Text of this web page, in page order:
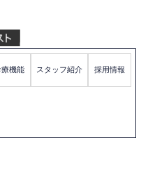
療機能 スタッフ紹介 採用情報